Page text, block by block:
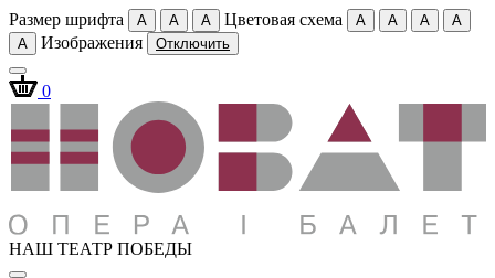
Размер шрифта A A A Цветовая схема A A A
A
A
Изображения Отключить
0
НАШ ТЕАТР ПОБЕДЫ